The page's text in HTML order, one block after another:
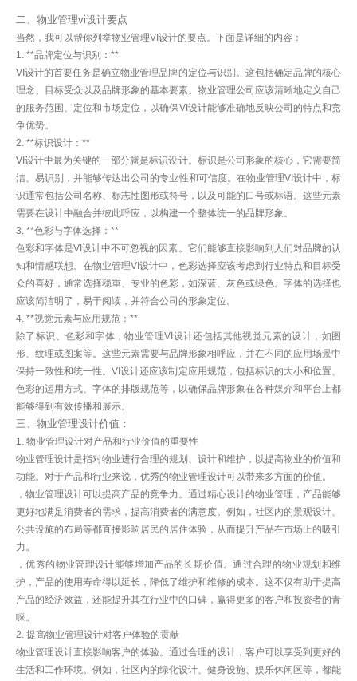
二、物业管理vi设计要点
当然，我可以帮你列举物业管理VI设计的要点。下面是详细的内容：
1. **品牌定位与识别：**
VI设计的首要任务是确立物业管理品牌的定位与识别。这包括确定品牌的核心
理念、目标受众以及品牌形象的基本要素。物业管理公司应该清晰地定义自己
的服务范围、定位和市场定位，以确保VI设计能够准确地反映公司的特点和竞
争优势。
2. **标识设计：**
VI设计中最为关键的一部分就是标识设计。标识是公司形象的核心，它需要简
洁、易识别，并能够传达出公司的专业性和可信度。在物业管理VI设计中，标
识通常包括公司名称、标志性图形或符号，以及可能的口号或标语。这些元素
需要在设计中融合并彼此呼应，以构建一个整体统一的品牌形象。
3. **色彩与字体选择：**
色彩和字体是VI设计中不可忽视的因素。它们能够直接影响到人们对品牌的认
知和情感联想。在物业管理VI设计中，色彩选择应该考虑到行业特点和目标受
众的喜好，通常选择稳重、专业的色彩，如深蓝、灰色或绿色。字体的选择也
应该简洁明了，易于阅读，并符合公司的形象定位。
4. **视觉元素与应用规范：**
除了标识、色彩和字体，物业管理VI设计还包括其他视觉元素的设计，如图
形、纹理或图案等。这些元素需要与品牌形象相呼应，并在不同的应用场景中
保持一致性和统一性。VI设计还应该制定应用规范，包括标识的大小和位置、
色彩的运用方式、字体的排版规范等，以确保品牌形象在各种媒介和平台上都
能够得到有效传播和展示。
三、物业管理设计价值：
1. 物业管理设计对产品和行业价值的重要性
物业管理设计是指对物业进行合理的规划、设计和维护，以提高物业的价值和
功能。对于产品和行业来说，优秀的物业管理设计可以带来多方面的价值。
，物业管理设计可以提高产品的竞争力。通过精心设计的物业管理，产品能够
更好地满足消费者的需求，提高消费者的满意度。例如，社区内的景观设计、
公共设施的布局等都直接影响居民的居住体验，从而提升产品在市场上的吸引
力。
，优秀的物业管理设计能够增加产品的长期价值。通过合理的物业规划和维
护，产品的使用寿命得以延长，降低了维护和维修的成本。这不仅有助于提高
产品的经济效益，还能提升其在行业中的口碑，赢得更多的客户和投资者的青
睐。
2. 提高物业管理设计对客户体验的贡献
物业管理设计直接影响客户的体验。通过合理的设计，客户可以享受到更好的
生活和工作环境。例如，社区内的绿化设计、健身设施、娱乐休闲区等，都能